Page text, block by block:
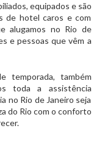
equipados e são
de hotel caros e com
alugamos no Rio de
e pessoas que vêm a
temporada, também
toda a assistência
no Rio de Janeiro seja
do Rio com o conforto